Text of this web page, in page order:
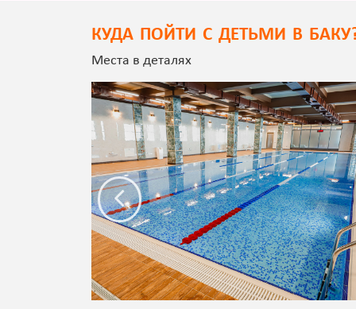
КУДА ПОЙТИ С ДЕТЬМИ В
Места в деталях